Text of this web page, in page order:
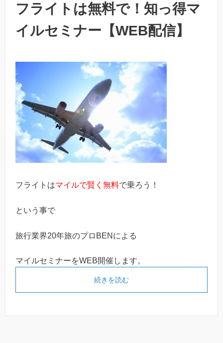
フライトは無料で！知っ得マ
イルセミナー【WEB配信】
フライトはマイルで賢く無料で乗ろう！
という事で
旅行業界20年旅のプロBENによる
マイルセミナーをWEB開催します。
続きを読む